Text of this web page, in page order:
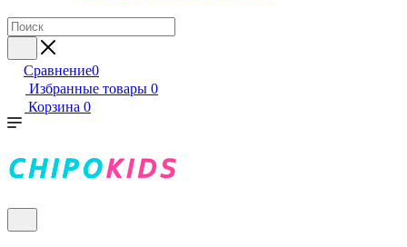
Сравнение0
Избранные товары 0
Корзина 0